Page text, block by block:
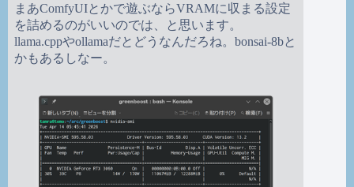
まあComfyUIとかで遊ぶならVRAMに収まる設定
を詰めるのがいいのでは、と思います。
llama.cppやollamaだとどうなんだろね。bonsai-8bと
かもあるしなー。